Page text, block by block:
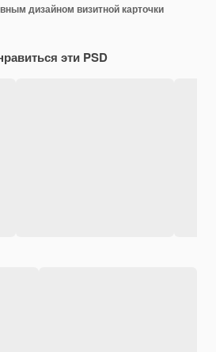
дизайном визитной карточки
эти PSD